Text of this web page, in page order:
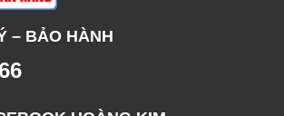
– BẢO HÀNH